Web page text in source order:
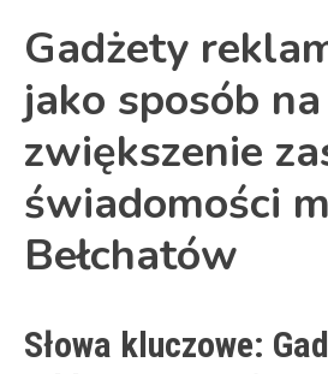
Gadżety
jako sposób na
zwiększenie
świadomości
Bełchatów
Słowa kluczowe: